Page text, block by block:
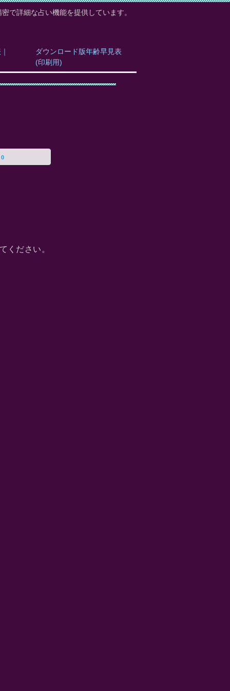
で詳細な占い機能を提供しています。
ダウンロード版年齢早見表
(印刷用)
0
ください。